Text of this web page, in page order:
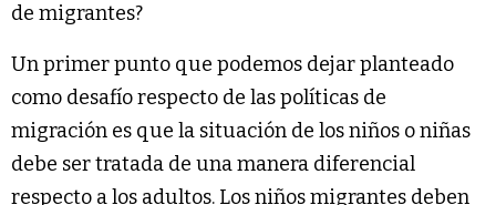
de migrantes?
Un primer punto que podemos dejar planteado
como desafío respecto de las políticas de
migración es que la situación de los niños o niñas
debe ser tratada de una manera diferencial
respecto a los adultos. Los niños migrantes deben